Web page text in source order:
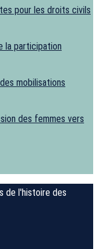
pour les droits civils
la participation
mobilisations
des femmes vers
de l'histoire des